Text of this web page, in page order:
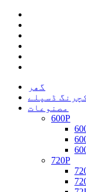
گھر
ڈسپلے
مصنوعات
600P
720P